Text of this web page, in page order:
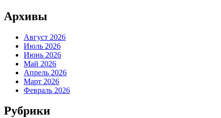
Архивы
Август 2026
Июль 2026
Июнь 2026
Май 2026
Апрель 2026
Март 2026
Февраль 2026
Рубрики